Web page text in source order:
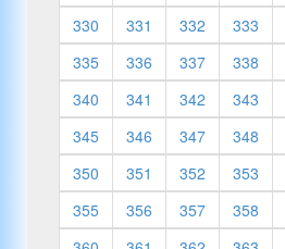
330
331 332 333
335
336 337 338
340
341 342 343
345
346 347 348
350
351 352 353
355
356 357 358